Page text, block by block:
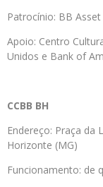
Patrocínio: BB
Apoio: Centro
Unidos e Bank of
CCBB BH
Endereço: Praça da
Horizonte (MG)
Funcionamento: de